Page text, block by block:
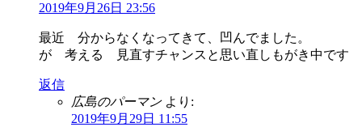
2019年9月26日 23:56
最近 分からなくなってきて、凹んでました。
が 考える 見直すチャンスと思い直しもがき中です
返信
広島のパーマン より:
2019年9月29日 11:55